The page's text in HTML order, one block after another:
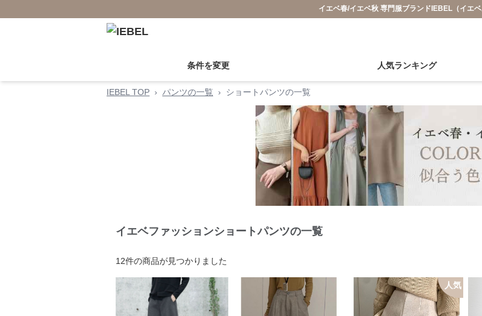
イエベ春/イエベ秋 専門服ブランドIEBEL（イエベ
条件を変更 人気ランキング
IEBEL TOP › パンツの一覧 › ショートパンツの一覧
イエベファッションショートパンツの一覧
12件の商品が見つかりました
人気